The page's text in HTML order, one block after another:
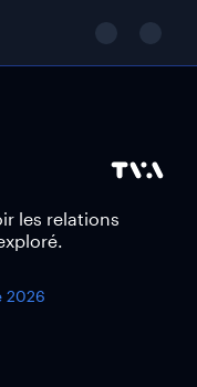
les relations
2026